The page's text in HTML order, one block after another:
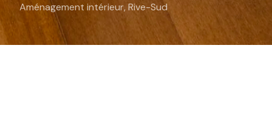
Aménagement intérieur, Rive-Sud